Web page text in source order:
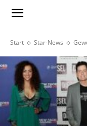
Start Star-News